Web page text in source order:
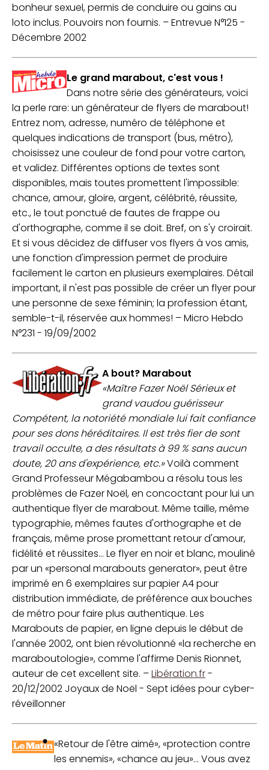
bonheur sexuel, permis de conduire ou gains au
loto inclus. Pouvoirs non fournis. –Entrevue N°125 -
Décembre 2002
Le grand marabout, c'est vous !
Dans notre série des générateurs, voici
la perle rare: un générateur de flyers de marabout!
Entrez nom, adresse, numéro de téléphone et
quelques indications de transport (bus, métro),
choisissez une couleur de fond pour votre carton,
et validez. Différentes options de textes sont
disponibles, mais toutes promettent l'impossible:
chance, amour, gloire, argent, célébrité, réussite,
etc., le tout ponctué de fautes de frappe ou
d'orthographe, comme il se doit. Bref, on s'y croirait.
Et si vous décidez de diffuser vos flyers à vos amis,
une fonction d'impression permet de produire
facilement le carton en plusieurs exemplaires. Détail
important, il n'est pas possible de créer un flyer pour
une personne de sexe féminin; la profession étant,
semble-t-il, réservée aux hommes! –Micro Hebdo
N°231 - 19/09/2002
A bout? Marabout
«Maître Fazer Noël Sérieux et
grand vaudou guérisseur
Compétent, la notoriété mondiale lui fait confiance
pour ses dons héréditaires. Il est très fier de sont
travail occulte, a des résultats à 99 % sans aucun
doute, 20 ans d'expérience, etc.»Voilà comment
Grand Professeur Mégabambou a résolu tous les
problèmes de Fazer Noël, en concoctant pour lui un
authentique flyer de marabout. Même taille, même
typographie, mêmes fautes d'orthographe et de
français, même prose promettant retour d'amour,
fidélité et réussites... Le flyer en noir et blanc, mouliné
par un «personal marabouts generator», peut être
imprimé en 6 exemplaires sur papier A4 pour
distribution immédiate, de préférence aux bouches
de métro pour faire plus authentique. Les
Marabouts de papier, en ligne depuis le début de
l'année 2002, ont bien révolutionné «la recherche en
maraboutologie», comme l'affirme Denis Rionnet,
auteur de cet excellent site. –Libération.fr-
20/12/2002 Joyaux de Noël - Sept idées pour cyber-
réveillonner
«Retour de l'être aimé», «protection contre
les ennemis», «chance au jeu»... Vous avez